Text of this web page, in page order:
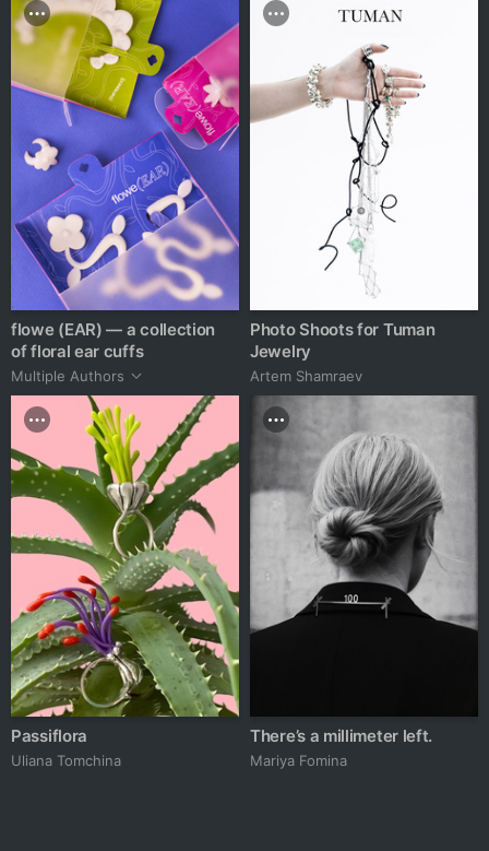
flowe (EAR) — a collection
of floral ear cuffs
Multiple Authors
Photo Shoots for Tuman
Jewelry
Artem Shamraev
Passiflora
Uliana Tomchina
There’s a millimeter left.
Mariya Fomina